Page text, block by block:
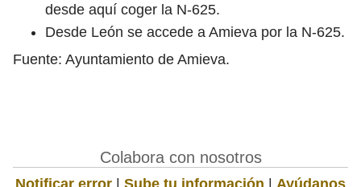
desde aquí coger la N-625.
Desde León se accede a Amieva por la N-625.
Fuente: Ayuntamiento de Amieva.
Colabora con nosotros
Notificar error | Sube tu información | Ayúdanos